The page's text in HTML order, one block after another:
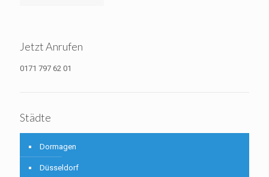
Jetzt Anrufen
0171 797 62 01
Städte
Dormagen
Düsseldorf